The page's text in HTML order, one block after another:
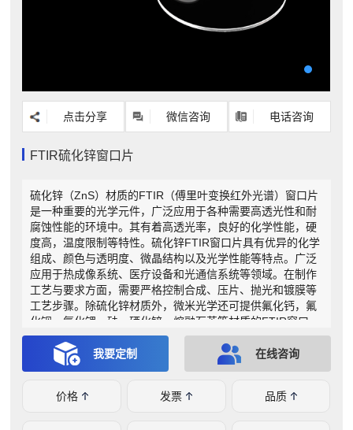
点击分享 微信咨询 电话咨询
FTIR硫化锌窗口片
硫化锌（ZnS）材质的FTIR（傅里叶变换红外光谱）窗口片
是一种重要的光学元件，广泛应用于各种需要高透光性和耐
腐蚀性能的环境中。其有着高透光率，良好的化学性能，硬
度高，温度限制等特性。硫化锌FTIR窗口片具有优异的化学
组成、颜色与透明度、微晶结构以及光学性能等特点。广泛
应用于热成像系统、医疗设备和光通信系统等领域。在制作
工艺与要求方面，需要严格控制合成、压片、抛光和镀膜等
工艺步骤。除硫化锌材质外，微米光学还可提供氟化钙，氟
化钡，氟化锂，硅，硒化锌，熔融石英等材质的FTIR窗口
片。
我要定制
在线咨询
价格 发票 品质